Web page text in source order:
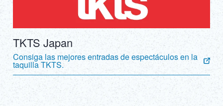
TKTS Japan
Consiga las mejores entradas de espectáculos en la
taquilla TKTS.